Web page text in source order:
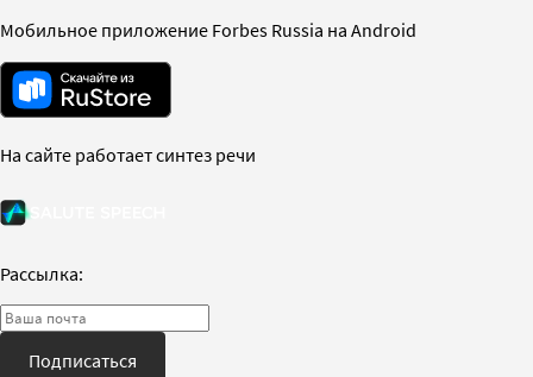
Мобильное приложение Forbes Russia на Android
На сайте работает синтез речи
Рассылка:
Подписаться